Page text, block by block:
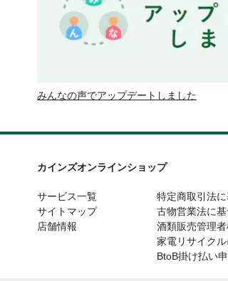
みんなの声でアップデートしました
カインズオンラインショップ
サービス一覧
サイトマップ
店舗情報
特定商取引法
古物営業法に
酒類販売管理
家電リサイク
BtoB掛け払い